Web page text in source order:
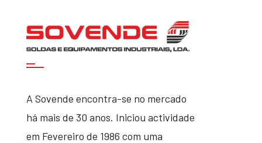
A Sovende encontra-se no mercado
há mais de 30 anos. Iniciou actividade
em Fevereiro de 1986 com uma